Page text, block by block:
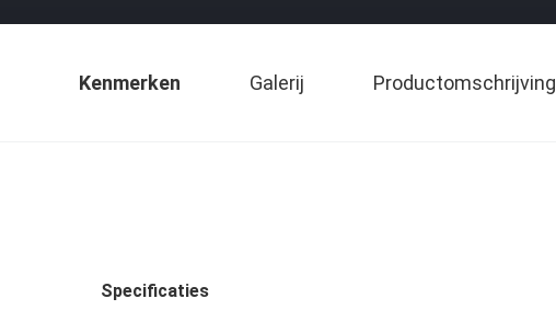
Kenmerken Galerij Productomschrijving
Specificaties